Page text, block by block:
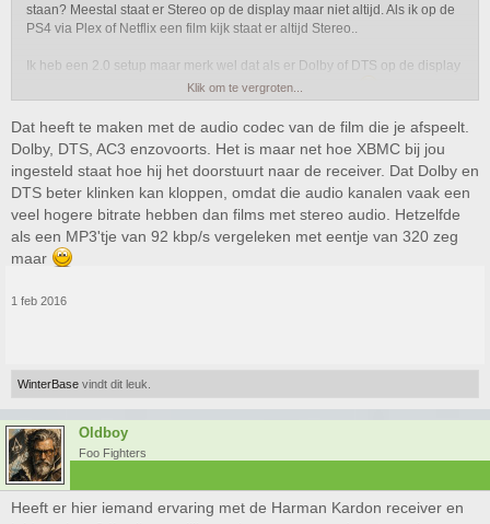
staan? Meestal staat er Stereo op de display maar niet altijd. Als ik op de
PS4 via Plex of Netflix een film kijk staat er altijd Stereo..
Ik heb een 2.0 setup maar merk wel dat als er Dolby of DTS op de display
staat het geluid beter klinkt dan wanneer er stereo staat
Klik om te vergroten...
Dat heeft te maken met de audio codec van de film die je afspeelt.
Dolby, DTS, AC3 enzovoorts. Het is maar net hoe XBMC bij jou
ingesteld staat hoe hij het doorstuurt naar de receiver. Dat Dolby en
DTS beter klinken kan kloppen, omdat die audio kanalen vaak een
veel hogere bitrate hebben dan films met stereo audio. Hetzelfde
als een MP3'tje van 92 kbp/s vergeleken met eentje van 320 zeg
maar
1 feb 2016
WinterBase vindt dit leuk.
Oldboy
Foo Fighters
Heeft er hier iemand ervaring met de Harman Kardon receiver en